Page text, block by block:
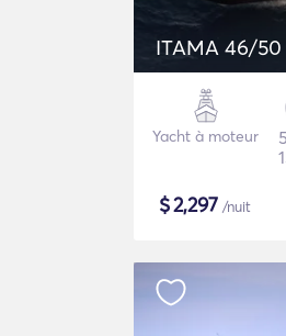
ITAMA 46/50
Yacht à moteur
$2,297 /nuit